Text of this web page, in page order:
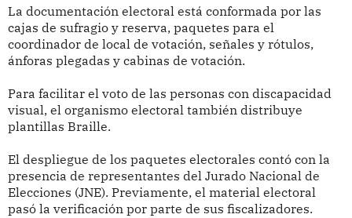
La documentación electoral está conformada por las
cajas de sufragio y reserva, paquetes para el
coordinador de local de votación, señales y rótulos,
ánforas plegadas y cabinas de votación.
Para facilitar el voto de las personas con discapacidad
visual, el organismo electoral también distribuye
plantillas Braille.
El despliegue de los paquetes electorales contó con la
presencia de representantes del Jurado Nacional de
Elecciones (JNE). Previamente, el material electoral
pasó la verificación por parte de sus fiscalizadores.